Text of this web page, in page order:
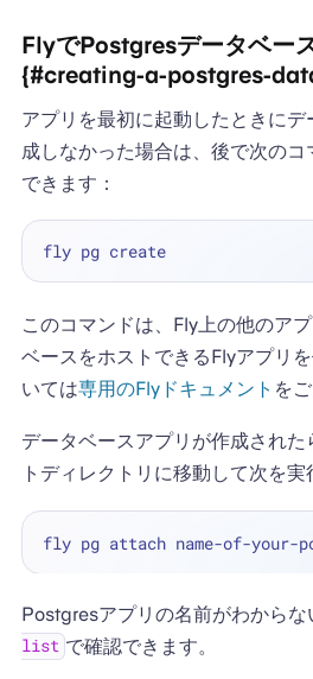
FlyでPostgresデータベー
{#creating-a-postgres-
アプリを最初に起動したときに
成しなかった場合は、後で次の
できます：
このコマンドは、Fly上の他のア
ベースをホストできるFlyアプリ
いては専用のFlyドキュメント を
データベースアプリが作成され
トディレクトリに移動して次を実
Postgresアプリの名前がわからな
list で確認できます。